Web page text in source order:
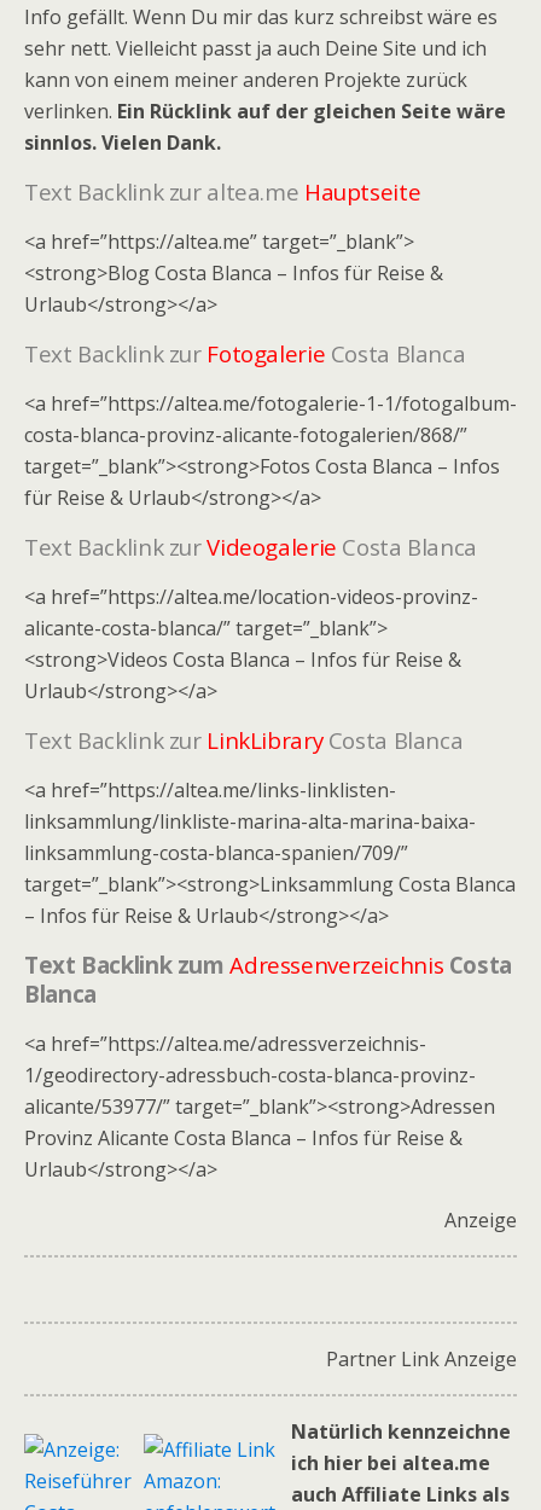
Info gefällt. Wenn Du mir das kurz schreibst wäre es
sehr nett. Vielleicht passt ja auch Deine Site und ich
kann von einem meiner anderen Projekte zurück
verlinken. Ein Rücklink auf der gleichen Seite wäre
sinnlos. Vielen Dank.
Text Backlink zur altea.me Hauptseite
<a href=”https://altea.me” target=”_blank”>
<strong>Blog Costa Blanca – Infos für Reise &
Urlaub</strong></a>
Text Backlink zur Fotogalerie Costa Blanca
<a href=”https://altea.me/fotogalerie-1-1/fotogalbum-
costa-blanca-provinz-alicante-fotogalerien/868/”
target=”_blank”><strong>Fotos Costa Blanca – Infos
für Reise & Urlaub</strong></a>
Text Backlink zurVideogalerie Costa Blanca
<a href=”https://altea.me/location-videos-provinz-
alicante-costa-blanca/” target=”_blank”>
<strong>Videos Costa Blanca – Infos für Reise &
Urlaub</strong></a>
Text Backlink zur LinkLibrary Costa Blanca
<a href=”https://altea.me/links-linklisten-
linksammlung/linkliste-marina-alta-marina-baixa-
linksammlung-costa-blanca-spanien/709/”
target=”_blank”><strong>Linksammlung Costa Blanca
– Infos für Reise & Urlaub</strong></a>
Text Backlink zumAdressenverzeichnis Costa
Blanca
<a href=”https://altea.me/adressverzeichnis-
1/geodirectory-adressbuch-costa-blanca-provinz-
alicante/53977/” target=”_blank”><strong>Adressen
Provinz Alicante Costa Blanca – Infos für Reise &
Urlaub</strong></a>
Anzeige
Partner Link Anzeige
Natürlich kennzeichne
ich hier bei altea.me
auch Affiliate Links als